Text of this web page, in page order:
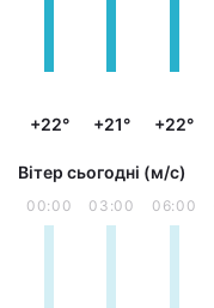
+22° +21° +22°
Вітер сьогодні (м/с)
00:00 03:00 06:00